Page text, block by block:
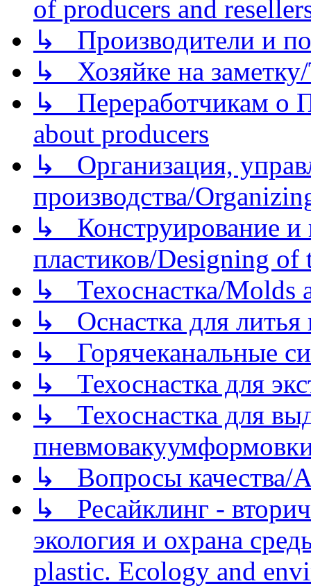
of producers and
↳ Производители и
↳ Хозяйке на
↳ Переработчикам о
about producers
↳ Организация,
производства/
↳ Конструирование и
пластиков/Designing of
↳ Техоснастка/Molds
↳ Оснастка для литья
↳ Горячеканальные
↳ Техоснастка для
↳ Техоснастка для
↳ Вопросы качества/
↳ Ресайклинг -
экология и охрана
plastic. Ecology and